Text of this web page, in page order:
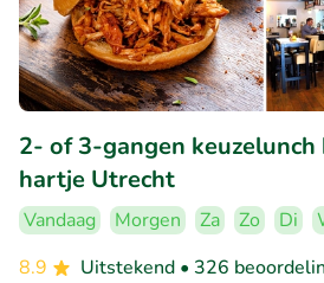
2- of 3-gangen keuzelunch
hartje Utrecht
Vandaag Morgen Za Zo Di
8.9
Uitstekend • 326